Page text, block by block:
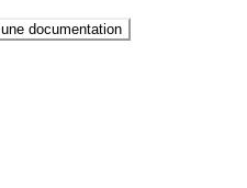
documentation